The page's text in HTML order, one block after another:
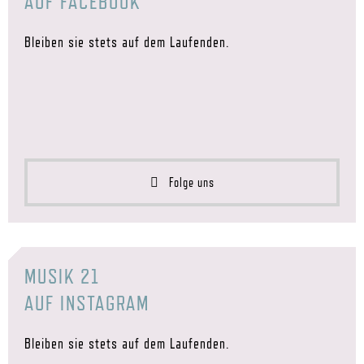
Bleiben sie stets auf dem Laufenden.
Folge uns
MUSIK 21
AUF INSTAGRAM
Bleiben sie stets auf dem Laufenden.